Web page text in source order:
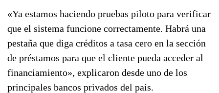
«Ya estamos haciendo pruebas piloto para verificar
que el sistema funcione correctamente. Habrá una
pestaña que diga créditos a tasa cero en la sección
de préstamos para que el cliente pueda acceder al
financiamiento», explicaron desde uno de los
principales bancos privados del país.